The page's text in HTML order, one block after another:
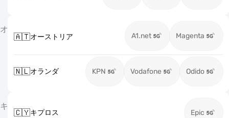
オ
🇦🇹オーストリア A1.net Magenta
🇳🇱オランダ KPN Vodafone Odido
キ
🇨🇾キプロス Epic